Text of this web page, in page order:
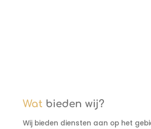
Wat bieden wij?
Wij bieden diensten aan op het